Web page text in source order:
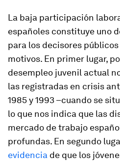
La baja participación
españoles constituye uno
para los decisores
motivos. En primer lugar,
desempleo juvenil actual
las registradas en crisis
1985 y 1993 –cuando se
lo que nos indica que las
mercado de trabajo
profundas. En segundo
evidencia de que los